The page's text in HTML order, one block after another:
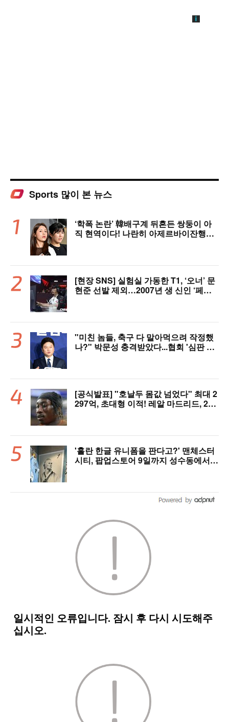
Sports 많이 본 뉴스
‘학폭 논란’ 韓배구계 뒤흔든 쌍둥이 아
직 현역이다! 나란히 아제르바이잔행→5
[현장 SNS] 실험실 가동한 T1, ‘오너’ 문
현준 선발 제외…2007년 생 신인 ‘페인
"미친 놈들, 축구 다 말아먹으려 작정했
나?" 박문성 충격받았다...협회 '심판 성
[공식발표] "호날두 몸값 넘었다" 최대 2
297억, 초대형 이적! 레알 마드리드, 21
'홀란 한글 유니폼을 판다고?' 맨체스터
시티, 팝업스토어 9일까지 성수동에서